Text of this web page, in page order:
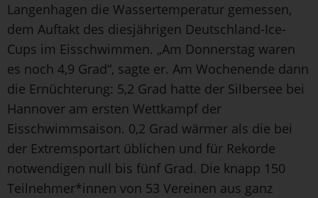
Langenhagen die Wassertemperatur gemessen,
dem Auftakt des diesjährigen Deutschland-Ice-
Cups im Eisschwimmen. „Am Donnerstag waren
es noch 4,9 Grad“, sagte er. Am Wochenende dann
die Ernüchterung: 5,2 Grad hatte der Silbersee bei
Hannover am ersten Wettkampf der
Eisschwimmsaison. 0,2 Grad wärmer als die bei
der Extremsportart üblichen und für Rekorde
notwendigen null bis fünf Grad. Die knapp 150
Teilnehmer*innen von 53 Vereinen aus ganz